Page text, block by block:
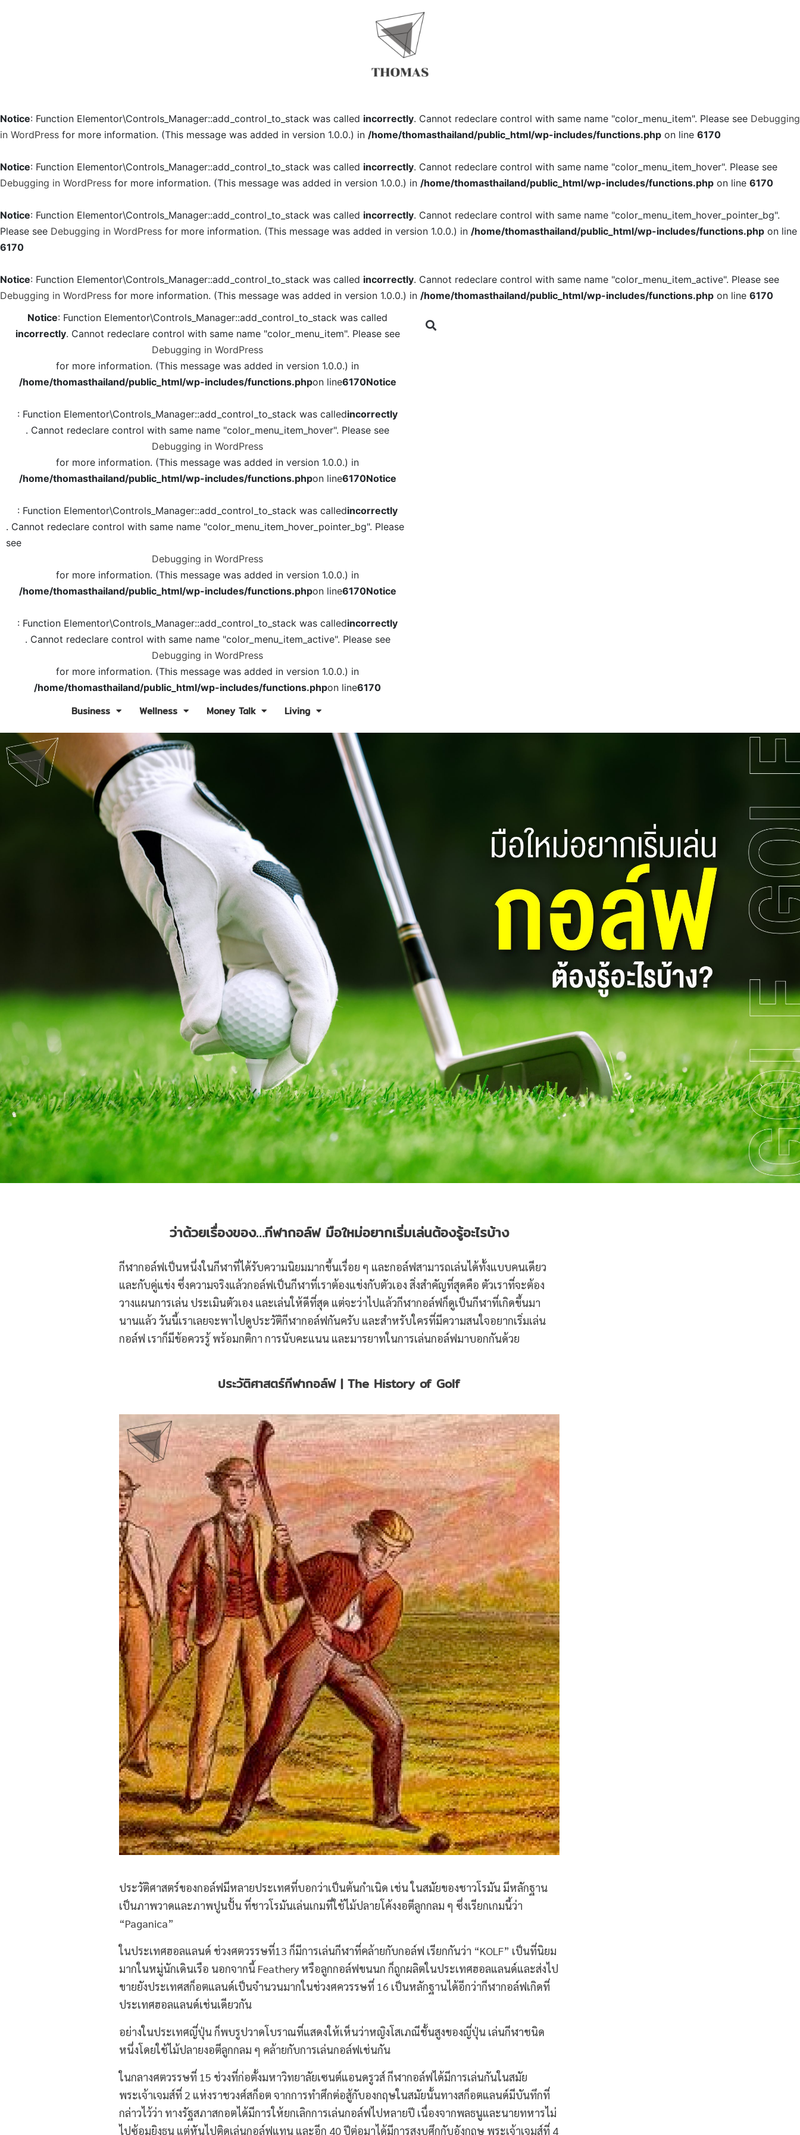
Notice: Function Elementor\Controls_Manager::add_control_to_stack was called incorrectly. Cannot redeclare control with same name "color_menu_item". Please see Debugging
in WordPress for more information. (This message was added in version 1.0.0.) in /home/thomasthailand/public_html/wp-includes/functions.php on line 6170
Notice: Function Elementor\Controls_Manager::add_control_to_stack was called incorrectly. Cannot redeclare control with same name "color_menu_item_hover". Please see
Debugging in WordPress for more information. (This message was added in version 1.0.0.) in /home/thomasthailand/public_html/wp-includes/functions.php on line 6170
Notice: Function Elementor\Controls_Manager::add_control_to_stack was called incorrectly. Cannot redeclare control with same name "color_menu_item_hover_pointer_bg".
Please see Debugging in WordPress for more information. (This message was added in version 1.0.0.) in /home/thomasthailand/public_html/wp-includes/functions.php on line
6170
Notice: Function Elementor\Controls_Manager::add_control_to_stack was called incorrectly. Cannot redeclare control with same name "color_menu_item_active". Please see
Debugging in WordPress for more information. (This message was added in version 1.0.0.) in /home/thomasthailand/public_html/wp-includes/functions.php on line 6170
Notice: Function Elementor\Controls_Manager::add_control_to_stack was called
incorrectly. Cannot redeclare control with same name "color_menu_item". Please see
Debugging in WordPress
for more information. (This message was added in version 1.0.0.) in
/home/thomasthailand/public_html/wp-includes/functions.phpon line6170Notice
: Function Elementor\Controls_Manager::add_control_to_stack was calledincorrectly
. Cannot redeclare control with same name "color_menu_item_hover". Please see
Debugging in WordPress
for more information. (This message was added in version 1.0.0.) in
/home/thomasthailand/public_html/wp-includes/functions.phpon line6170Notice
: Function Elementor\Controls_Manager::add_control_to_stack was calledincorrectly
. Cannot redeclare control with same name "color_menu_item_hover_pointer_bg". Please
see
Debugging in WordPress
for more information. (This message was added in version 1.0.0.) in
/home/thomasthailand/public_html/wp-includes/functions.phpon line6170Notice
: Function Elementor\Controls_Manager::add_control_to_stack was calledincorrectly
. Cannot redeclare control with same name "color_menu_item_active". Please see
Debugging in WordPress
for more information. (This message was added in version 1.0.0.) in
/home/thomasthailand/public_html/wp-includes/functions.phpon line6170
Business Wellness Money Talk Living
ว่าด้วยเรื่องของ…กีฬากอล์ฟ มือใหม่อยากเริ่มเล่นต้องรู้อะไรบ้าง
กีฬากอล์ฟเป็นหนึ่งในกีฬาที่ได้รับความนิยมมากขึ้นเรื่อย ๆ และกอล์ฟสามารถเล่นได้ทั้งแบบคนเดียว
และกับคู่แข่ง ซึ่งความจริงแล้วกอล์ฟเป็นกีฬาที่เราต้องแข่งกับตัวเอง สิ่งสำคัญที่สุดคือ ตัวเราที่จะต้อง
วางแผนการเล่น ประเมินตัวเอง และเล่นให้ดีที่สุด แต่จะว่าไปแล้วกีฬากอล์ฟก็ดูเป็นกีฬาที่เกิดขึ้นมา
นานแล้ว วันนี้เราเลยจะพาไปดูประวัติกีฬากอล์ฟกันครับ และสำหรับใครที่มีความสนใจอยากเริ่มเล่น
กอล์ฟ เราก็มีข้อควรรู้ พร้อมกติกา การนับคะแนน และมารยาทในการเล่นกอล์ฟมาบอกกันด้วย
ประวัติศาสตร์กีฬากอล์ฟ| The History of Golf
ประวัติศาสตร์ของกอล์ฟมีหลายประเทศที่บอกว่าเป็นต้นกำเนิด เช่น ในสมัยของชาวโรมัน มีหลักฐาน
เป็นภาพวาดและภาพปูนปั้น ที่ชาวโรมันเล่นเกมที่ใช้ไม้ปลายโค้งงอตีลูกกลม ๆ ซึ่งเรียกเกมนี้ว่า
“Paganica”
ในประเทศฮอลแลนด์ ช่วงศตวรรษที่13 ก็มีการเล่นกีฬาที่คล้ายกับกอล์ฟ เรียกกันว่า “KOLF” เป็นที่นิยม
มากในหมู่นักเดินเรือ นอกจากนี้ Feathery หรือลูกกอล์ฟขนนก ก็ถูกผลิตในประเทศฮอลแลนด์และส่งไป
ขายยังประเทศสก็อตแลนด์เป็นจำนวนมากในช่วงศควรรษที่ 16 เป็นหลักฐานได้อีกว่ากีฬากอล์ฟเกิดที่
ประเทศฮอลแลนด์เช่นเดียวกัน
อย่างในประเทศญี่ปุ่น ก็พบรูปวาดโบราณที่แสดงให้เห็นว่าหญิงโสเภณีชั้นสูงของญี่ปุ่น เล่นกีฬาชนิด
หนึ่งโดยใช้ไม้ปลายงอตีลูกกลม ๆ คล้ายกับการเล่นกอล์ฟเช่นกัน
ในกลางศตวรรษที่ 15 ช่วงที่ก่อตั้งมหาวิทยาลัยเซนต์แอนดรูวส์ กีฬากอล์ฟได้มีการเล่นกันในสมัย
พระเจ้าเจมส์ที่ 2 แห่งราชวงศ์สก็อต จากการทำศึกต่อสู้กับองกฤษในสมัยนั้นทางสก็อตแลนด์มีบันทึกที่
กล่าวไว้ว่า ทางรัฐสภาสกอตได้มีการให้ยกเลิกการเล่นกอล์ฟไปหลายปี เนื่องจากพลธนูและนายทหารไม่
ไปซ้อมยิงธนู แต่หันไปติดเล่นกอล์ฟแทน และอีก 40 ปีต่อมาได้มีการสงบศึกกับอังกฤษ พระเจ้าเจมส์ที่ 4